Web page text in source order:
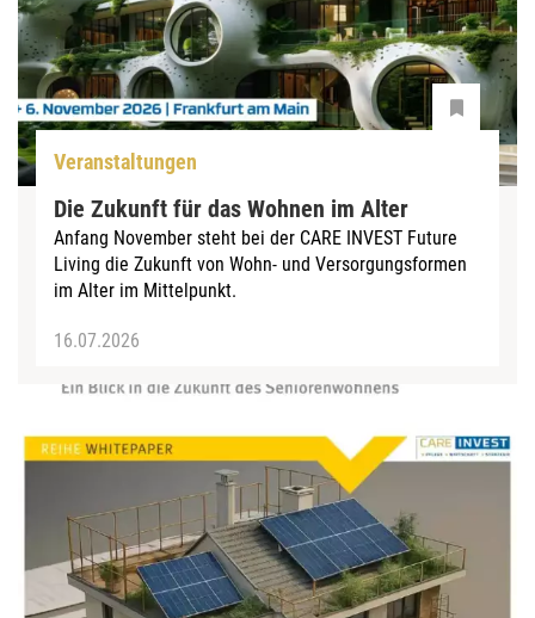
Veranstaltungen
Die Zukunft für das Wohnen im Alter
Anfang November steht bei der CARE INVEST Future
Living die Zukunft von Wohn- und Versorgungsformen
im Alter im Mittelpunkt.
16.07.2026